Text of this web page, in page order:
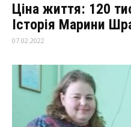
Ціна життя: 120
Історія Марини
07.02.2022